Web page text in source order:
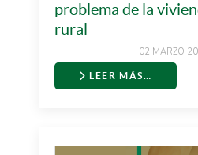
problema de la
rural
02 MARZO
LEER MÁS…